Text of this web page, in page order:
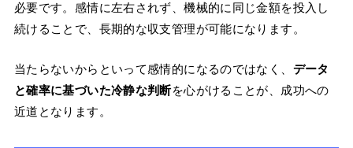
必要です。感情に左右されず、機械的に同じ金額を投入し
続けることで、長期的な収支管理が可能になります。
当たらないからといって感情的になるのではなく、 データ
と確率に基づいた冷静な判断を心がけることが、成功への
近道となります。